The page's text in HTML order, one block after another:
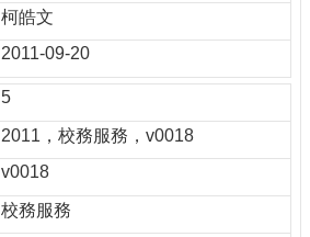
柯皓文
2011-09-20
5
2011，校務服務，v0018
v0018
校務服務